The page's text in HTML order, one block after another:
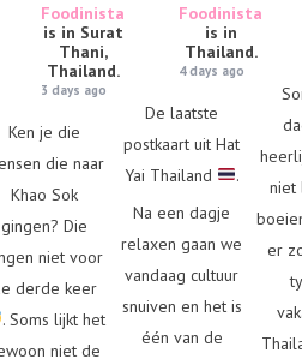
Foodinista
is in Surat
Thani,
Thailand.
3 days ago
Ken je die
die naar
Khao Sok
gingen? Die
niet voor
derde keer
. Soms lijkt het
niet de
Foodinista
is in
Thailand.
4 days ago
De laatste
postkaart uit Hat
Yai Thailand
.
Na een dagje
relaxen gaan we
vandaag cultuur
snuiven en het is
één van de
niet
er